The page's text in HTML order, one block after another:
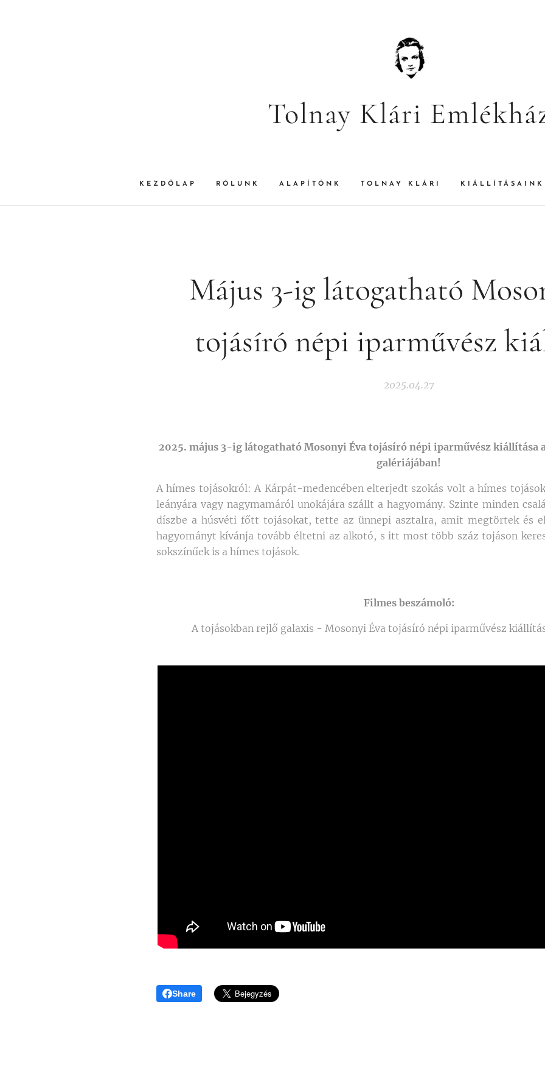
Tolnay Klári
KEZDŐLAP RÓLUNK ALAPÍTÓNK TOLNAY KLÁRI KIÁLLÍTÁSAINK
Május 3-ig látogatható
tojásíró népi iparművész
2025.04.27
2025. május 3-ig látogatható Mosonyi Éva tojásíró népi iparművész kiállítása
galériájában!
A hímes tojásokról: A Kárpát-medencében elterjedt szokás volt a hímes
leányára vagy nagymamáról unokájára szállt a hagyomány. Szinte minden
díszbe a húsvéti főtt tojásokat, tette az ünnepi asztalra, amit megtörtek és
hagyományt kívánja tovább éltetni az alkotó, s itt most több száz tojáson
sokszínűek is a hímes tojások.
Filmes beszámoló:
A tojásokban rejlő galaxis - Mosonyi Éva tojásíró népi iparművész
Share